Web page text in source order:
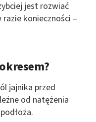
jest rozwiać
konieczności –
jajnika przed
od natężenia